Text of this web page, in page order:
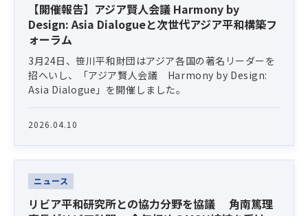
【開催報告】アジア賢人会議 Harmony by
Design: Asia Dialogueと次世代アジア平和構築フ
ォーラム
3月24日、笹川平和財団はアジア各国の著名リーダーを
招へいし、「アジア賢人会議 Harmony by Design:
Asia Dialogue」を開催しました。
2026.04.10
ニュース
リビア平和研究所との協力分野を協議 角南篤理